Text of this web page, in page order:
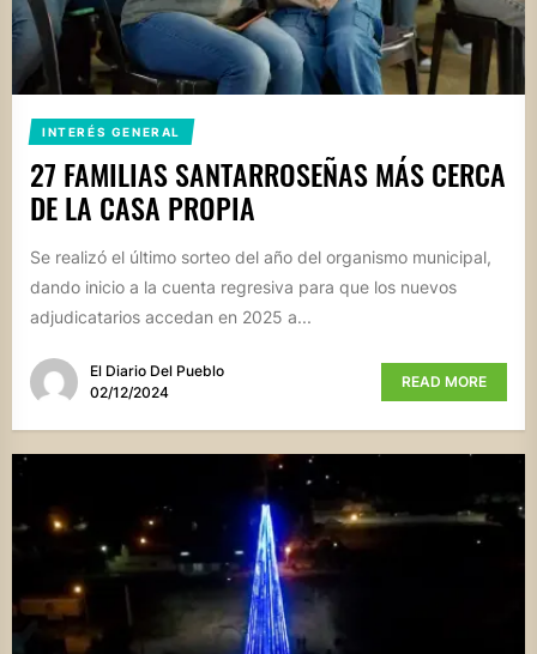
INTERÉS GENERAL
27 FAMILIAS SANTARROSEÑAS MÁS CERCA
DE LA CASA PROPIA
Se realizó el último sorteo del año del organismo municipal,
dando inicio a la cuenta regresiva para que los nuevos
adjudicatarios accedan en 2025 a...
El Diario Del Pueblo
02/12/2024
READ MORE